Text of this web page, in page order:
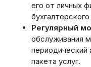
его от личных
Регулярный
обслуживания
периодический
пакета услуг.